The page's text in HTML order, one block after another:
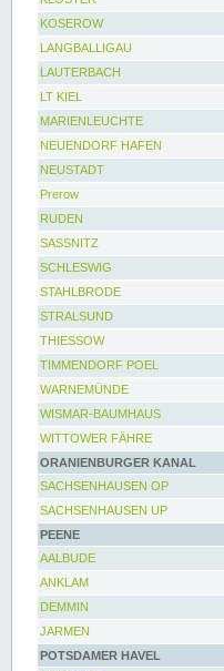
KOSEROW
LANGBALLIGAU
LAUTERBACH
LT KIEL
MARIENLEUCHTE
NEUENDORF HAFEN
NEUSTADT
Prerow
RUDEN
SASSNITZ
SCHLESWIG
STAHLBRODE
STRALSUND
THIESSOW
TIMMENDORF POEL
WARNEMÜNDE
WISMAR-BAUMHAUS
WITTOWER FÄHRE
ORANIENBURGER KANAL
SACHSENHAUSEN OP
SACHSENHAUSEN UP
PEENE
AALBUDE
ANKLAM
DEMMIN
JARMEN
POTSDAMER HAVEL